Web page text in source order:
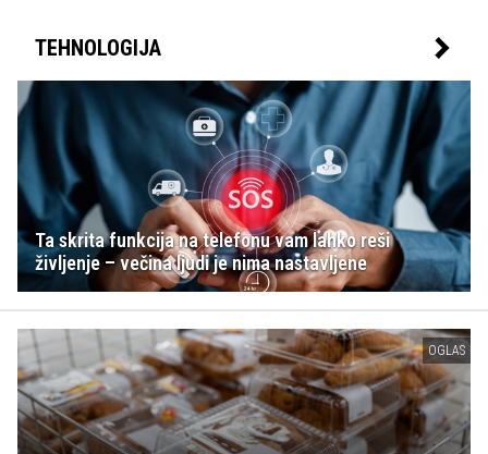
TEHNOLOGIJA
Ta skrita funkcija na telefonu vam lahko reši
življenje – večina ljudi je nima nastavljene
OGLAS